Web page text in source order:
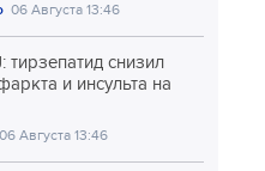
06 Августа 13:46
тирзепатид снизил
и инсульта на
06 Августа 13:46